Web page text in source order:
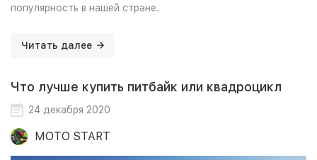
популярность в нашей стране.
Читать далее
Что лучше купить питбайк или квадроцикл
24 декабря 2020
MOTO START